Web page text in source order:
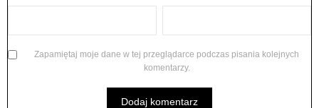
Zapamiętaj moje dane w tej przeglądarce podczas pisania kolejnych
komentarzy.